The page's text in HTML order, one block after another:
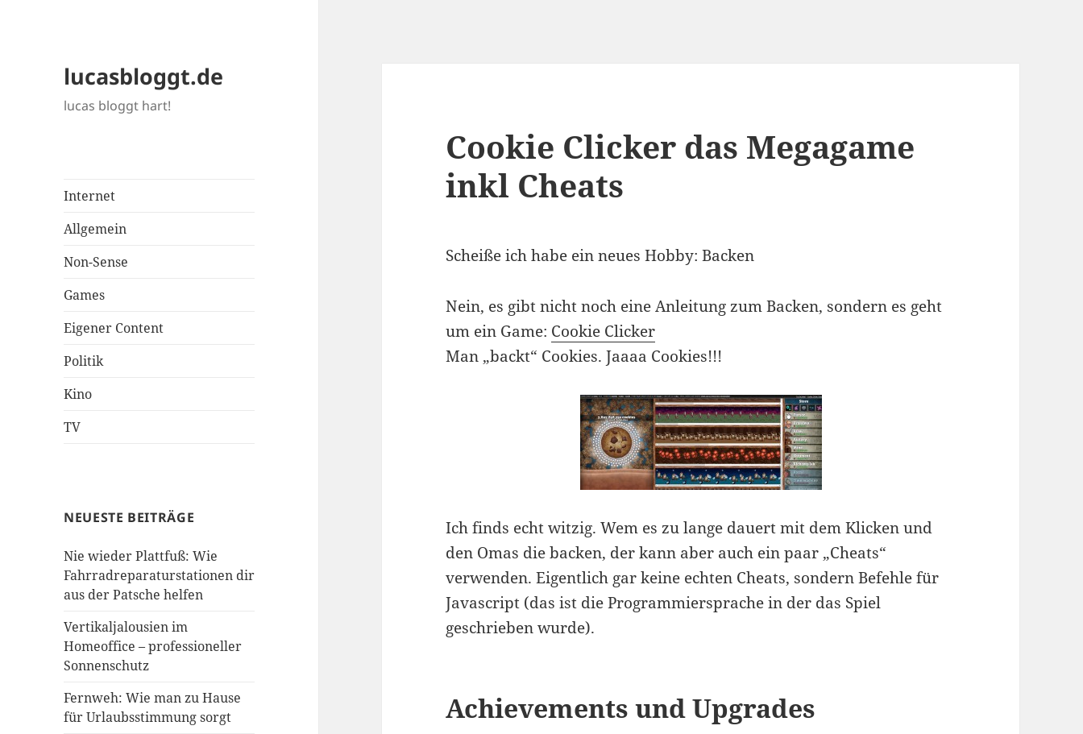
lucasbloggt.de
lucas bloggt hart!
Internet
Allgemein
Non-Sense
Games
Eigener Content
Politik
Kino
TV
NEUESTE BEITRÄGE
Nie wieder Plattfuß: Wie
Fahrradreparaturstationen dir
aus der Patsche helfen
Vertikaljalousien im
Homeoffice – professioneller
Sonnenschutz
Fernweh: Wie man zu Hause
für Urlaubsstimmung sorgt
Cookie Clicker das Megagame
inkl Cheats
Scheiße ich habe ein neues Hobby: Backen
Nein, es gibt nicht noch eine Anleitung zum Backen, sondern es geht
um ein Game: Cookie Clicker
Man „backt“ Cookies. Jaaaa Cookies!!!
Ich finds echt witzig. Wem es zu lange dauert mit dem Klicken und
den Omas die backen, der kann aber auch ein paar „Cheats“
verwenden. Eigentlich gar keine echten Cheats, sondern Befehle für
Javascript (das ist die Programmiersprache in der das Spiel
geschrieben wurde).
Achievements und Upgrades